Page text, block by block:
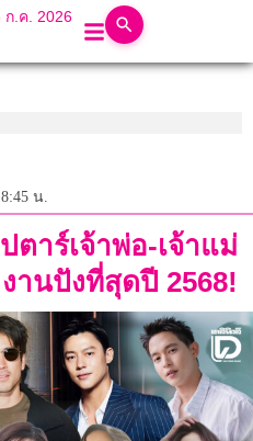
ก.ค. 2026
น.
ตาร์เจ้าพ่อ-เจ้าแม่
านปังที่สุดปี 2568!